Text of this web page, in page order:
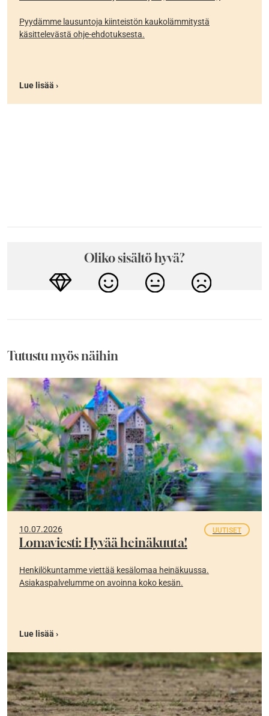
Pyydämme lausuntoja kiinteistön kaukolämmitystä
käsittelevästä ohje-ehdotuksesta.
Lue lisää ›
Oliko sisältö hyvä?
Tutustu myös näihin
10.07.2026 UUTISET
Lomaviesti: Hyvää heinäkuuta!
Henkilökuntamme viettää kesälomaa heinäkuussa.
Asiakaspalvelumme on avoinna koko kesän.
Lue lisää ›